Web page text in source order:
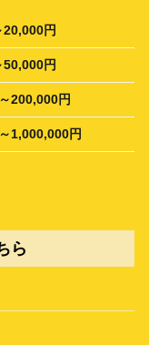
円
円
200,000円
1,000,000円
ら